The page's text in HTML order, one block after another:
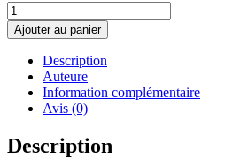
quantité
de
L'ultime
lettre
d'amour
Ajouter au panier
Description
Auteure
Information complémentaire
Avis (0)
Description